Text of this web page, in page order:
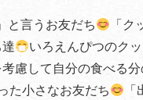
」と言うお友だち 「
いろえんぴつのク
慮して自分の食べる
た小さなお友だち